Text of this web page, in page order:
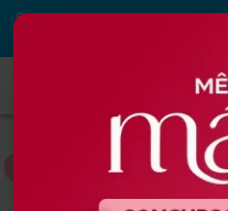
PRIMEIRA COMPRA NA
BEBÊS